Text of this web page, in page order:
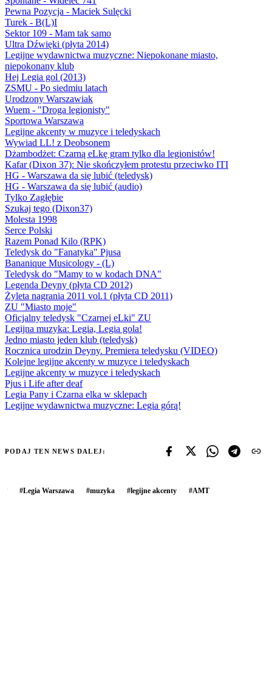
Pewna Pozycja - Maciek Sulęcki
Turek - B(L)I
Sektor 109 - Mam tak samo
Ultra Dźwięki (płyta 2014)
Legijne wydawnictwa muzyczne: Niepokonane miasto,
niepokonany klub
Hej Legia gol (2013)
ZSMU - Po siedmiu latach
Urodzony Warszawiak
Wuem - "Droga legionisty"
Sportowa Warszawa
Legijne akcenty w muzyce i teledyskach
Wywiad LL! z Deobsonem
Dżambodżet: Czarną eLkę gram tylko dla legionistów!
Kafar (Dixon 37): Nie skończyłem protestu przeciwko ITI
HG - Warszawa da się lubić (teledysk)
HG - Warszawa da się lubić (audio)
Tylko Zagłębie
Szukaj tego (Dixon37)
Molesta 1998
Serce Polski
Razem Ponad Kilo (RPK)
Teledysk do "Fanatyka" Pjusa
Bananique Musicology - (L)
Teledysk do "Mamy to w kodach DNA"
Legenda Deyny (płyta CD 2012)
Żyleta nagrania 2011 vol.1 (płyta CD 2011)
ZU "Miasto moje"
Oficjalny teledysk "Czarnej eLki" ZU
Legijna muzyka: Legia, Legia gola!
Jedno miasto jeden klub (teledysk)
Rocznica urodzin Deyny. Premiera teledysku (VIDEO)
Kolejne legijne akcenty w muzyce i teledyskach
Legijne akcenty w muzyce i teledyskach
Pjus i Life after deaf
Legia Pany i Czarna elka w sklepach
Legijne wydawnictwa muzyczne: Legia górą!
PODAJ TEN NEWS DALEJ:
#Legia Warszawa #muzyka #legijne akcenty #AMT